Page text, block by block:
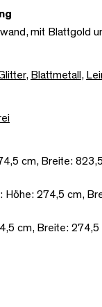
mit Blattgold
, Blattmetall ,
cm, Breite:
Höhe: 274,5 cm,
cm, Breite: 274,5